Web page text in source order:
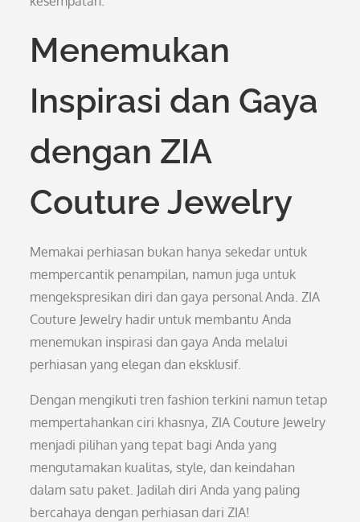
Menemukan
Inspirasi dan Gaya
dengan ZIA
Couture Jewelry
Memakai perhiasan bukan hanya sekedar untuk
mempercantik penampilan, namun juga untuk
mengekspresikan diri dan gaya personal Anda. ZIA
Couture Jewelry hadir untuk membantu Anda
menemukan inspirasi dan gaya Anda melalui
perhiasan yang elegan dan eksklusif.
Dengan mengikuti tren fashion terkini namun tetap
mempertahankan ciri khasnya, ZIA Couture Jewelry
menjadi pilihan yang tepat bagi Anda yang
mengutamakan kualitas, style, dan keindahan
dalam satu paket. Jadilah diri Anda yang paling
bercahaya dengan perhiasan dari ZIA!